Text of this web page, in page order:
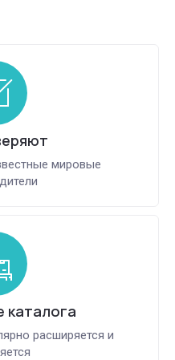
мировые
каталога
расширяется и